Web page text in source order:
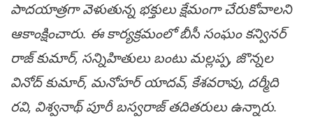
పాదయాత్రగా వెళుతున్న భక్తులు క్షేమంగా చేరుకోవాలని
ఆకాంక్షించారు. ఈ కార్యక్రమంలో బీసీ సంఘం కన్వినర్
రాజ్ కుమార్, సన్నిహితులు బంటు మల్లప్ప, జొన్నల
వినోద్ కుమార్, మనోహర్ యాదవ్, కేశవరావు, దర్మీది
రవి, విశ్వనాథ్ పూరీ బస్వరాజ్ తదితరులు ఉన్నారు.